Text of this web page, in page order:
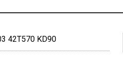
42T570 KD90